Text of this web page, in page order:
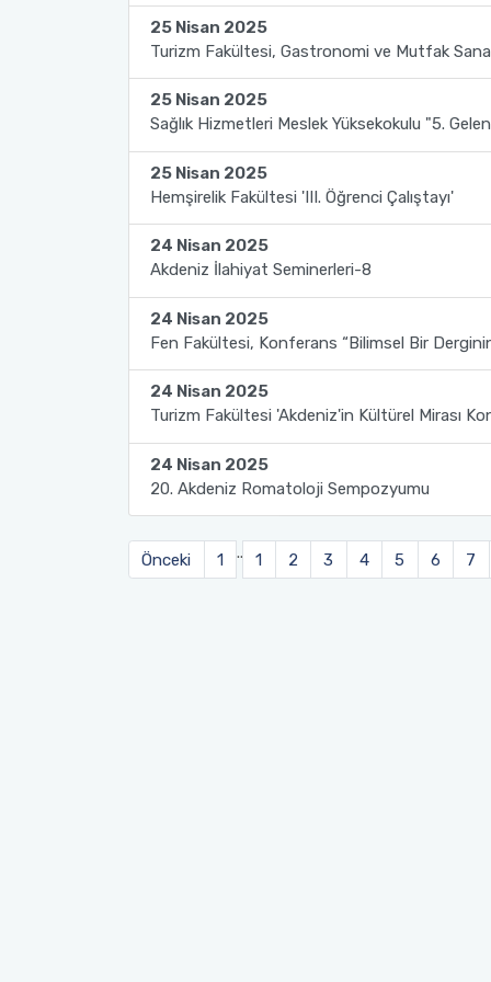
25 Nisan 2025
Turizm Fakültesi, Gastronomi ve Mutfak
25 Nisan 2025
Sağlık Hizmetleri Meslek Yüksekokulu "5.
25 Nisan 2025
Hemşirelik Fakültesi 'III. Öğrenci Çalıştayı'
24 Nisan 2025
Akdeniz İlahiyat Seminerleri-8
24 Nisan 2025
Fen Fakültesi, Konferans “Bilimsel Bir
24 Nisan 2025
Turizm Fakültesi 'Akdeniz'in Kültürel Mirası
24 Nisan 2025
20. Akdeniz Romatoloji Sempozyumu
Önceki 1 .. 1 2 3 4 5 6 7
2022-2026 Stratejik Planı
Akademik Tören
Kemer Denizcilik Fakültesi
Kumluca Sağlık Bilimleri Fakültesi
Manavgat Sosyal ve Beşeri Bilimler Fakültesi
Manavgat Turizm Fakültesi
Manavgat Yabancı Diller Fakültesi
Mühendislik Fakültesi
Sağlık Bilimleri Fakültesi
Sağlık Hizmetleri MYO
Serik Gülsün Süleyman Süral MYO
Sosyal Bilimler MYO
Teknik Bilimler MYO
Yapı İşleri ve Teknik Daire Başkanlığı
Uluslararası İlişkiler Ofisi
Mezun Bilgi Sistemi
Sıkça Sorulan Sorular
TÜBİTAK Projeleri
Web of Science